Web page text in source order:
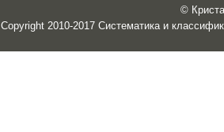
©
Copyright 2010-2017 Систематика и